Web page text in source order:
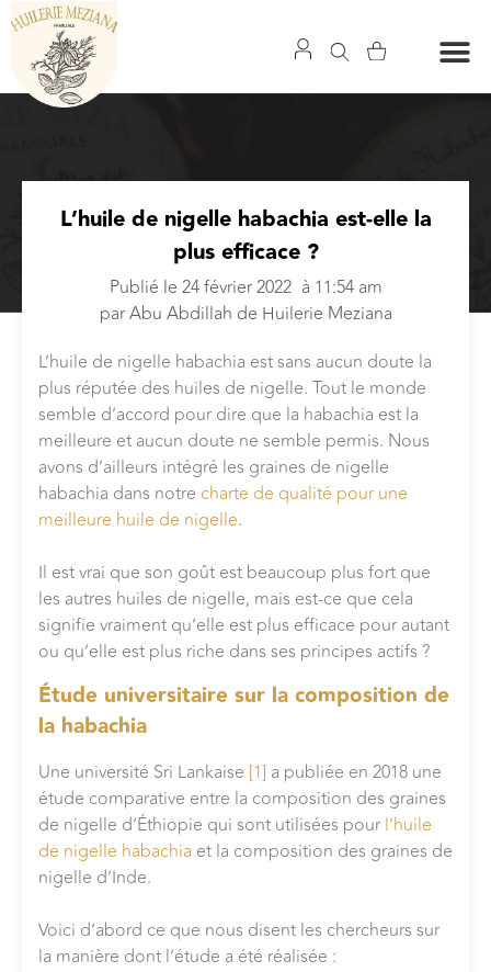
L’huile de nigelle habachia est-elle la
plus efficace ?
Publié le 24 février 2022 à 11:54 am
parAbu Abdillah de Huilerie Meziana
L’huile de nigelle habachia est sans aucun doute la
plus réputée des huiles de nigelle. Tout le monde
semble d’accord pour dire que la habachia est la
meilleure et aucun doute ne semble permis. Nous
avons d’ailleurs intégré les graines de nigelle
habachia dans notre charte de qualité pour une
meilleure huile de nigelle.
Il est vrai que son goût est beaucoup plus fort que
les autres huiles de nigelle, mais est-ce que cela
signifie vraiment qu’elle est plus efficace pour autant
ou qu’elle est plus riche dans ses principes actifs ?
Étude universitaire sur la composition de
la habachia
Une université Sri Lankaise [1] a publiée en 2018 une
étude comparative entre la composition des graines
de nigelle d’Éthiopie qui sont utilisées pour l’huile
de nigelle habachia et la composition des graines de
nigelle d’Inde.
Voici d’abord ce que nous disent les chercheurs sur
la manière dont l’étude a été réalisée :